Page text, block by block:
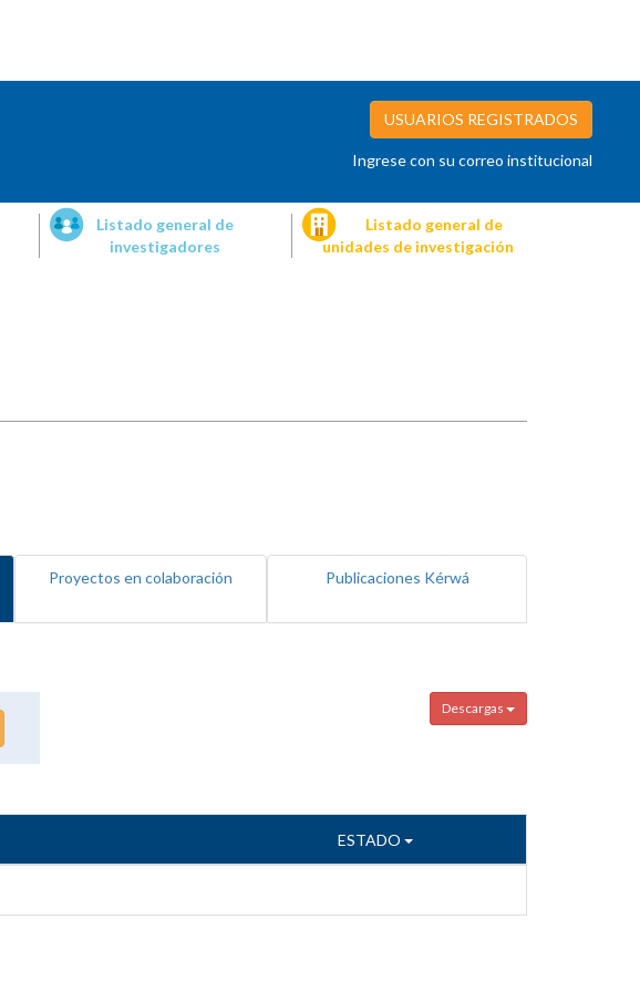
USUARIOS REGISTRADOS
Ingrese con su correo institucional
Listado general de
investigadores
Listado general de
unidades de investigación
Proyectos en colaboración Publicaciones Kérwá
Descargas
ESTADO